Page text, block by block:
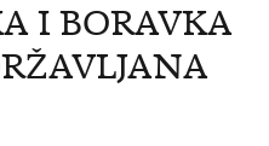
I BORAVKA